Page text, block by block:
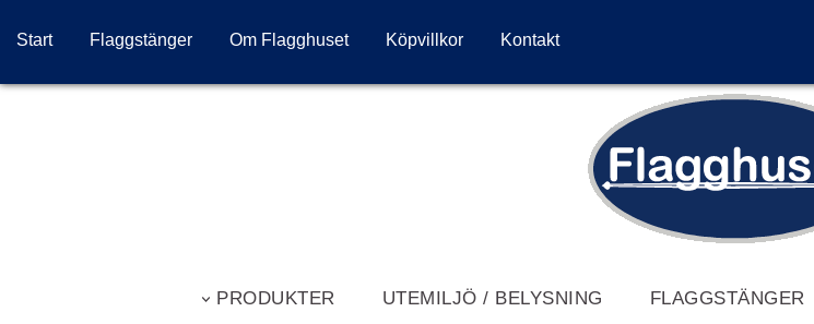
Start Flaggstänger Om Flagghuset Köpvillkor Kontakt
PRODUKTER UTEMILJÖ / BELYSNING FLAGGSTÄNGER